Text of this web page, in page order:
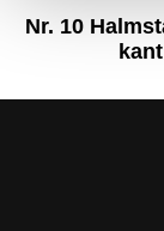
Nr. 10
kant